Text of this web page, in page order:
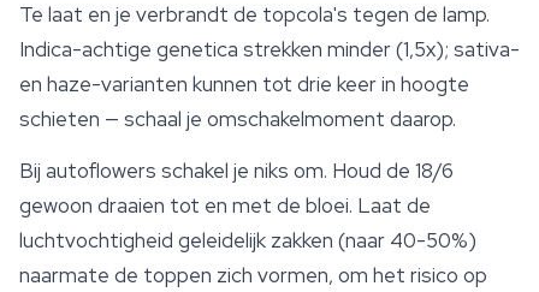
Te laat en je verbrandt de topcola's tegen de lamp.
Indica-achtige genetica strekken minder (1,5x); sativa-
en haze-varianten kunnen tot drie keer in hoogte
schieten — schaal je omschakelmoment daarop.
Bij autoflowers schakel je niks om. Houd de 18/6
gewoon draaien tot en met de bloei. Laat de
luchtvochtigheid geleidelijk zakken (naar 40-50%)
naarmate de toppen zich vormen, om het risico op